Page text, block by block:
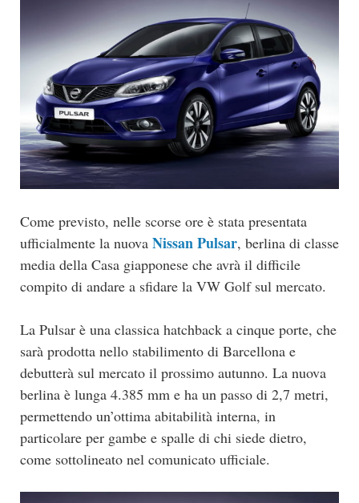
Come previsto, nelle scorse ore è stata presentata
ufficialmente la nuova Nissan Pulsar, berlina di classe
media della Casa giapponese che avrà il difficile
compito di andare a sfidare la VW Golf sul mercato.
La Pulsar è una classica hatchback a cinque porte, che
sarà prodotta nello stabilimento di Barcellona e
debutterà sul mercato il prossimo autunno. La nuova
berlina è lunga 4.385 mm e ha un passo di 2,7 metri,
permettendo un’ottima abitabilità interna, in
particolare per gambe e spalle di chi siede dietro,
come sottolineato nel comunicato ufficiale.